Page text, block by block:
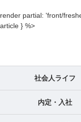
render partial: 'front/
article } %>
社会人ライフ
内定・入社